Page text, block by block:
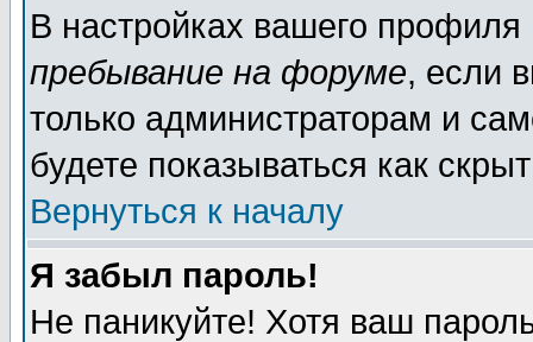
В настройках вашего
пребывание на форуме, если
только администраторам и
будете показываться как
Вернуться к началу
Я забыл пароль!
Не паникуйте! Хотя ваш